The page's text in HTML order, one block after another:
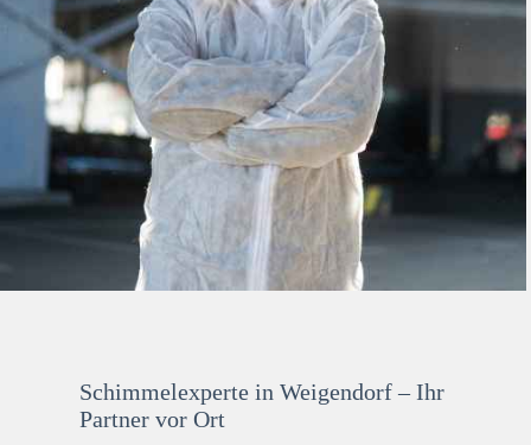
Schimmelexperte in Weigendorf – Ihr
Partner vor Ort